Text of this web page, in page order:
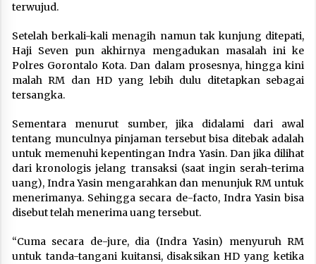
terwujud.
Setelah berkali-kali menagih namun tak kunjung ditepati,
Haji Seven pun akhirnya mengadukan masalah ini ke
Polres Gorontalo Kota. Dan dalam prosesnya, hingga kini
malah RM dan HD yang lebih dulu ditetapkan sebagai
tersangka.
Sementara menurut sumber, jika didalami dari awal
tentang munculnya pinjaman tersebut bisa ditebak adalah
untuk memenuhi kepentingan Indra Yasin. Dan jika dilihat
dari kronologis jelang transaksi (saat ingin serah-terima
uang), Indra Yasin mengarahkan dan menunjuk RM untuk
menerimanya. Sehingga secara de-facto, Indra Yasin bisa
disebut telah menerima uang tersebut.
“Cuma secara de-jure, dia (Indra Yasin) menyuruh RM
untuk tanda-tangani kuitansi, disaksikan HD yang ketika